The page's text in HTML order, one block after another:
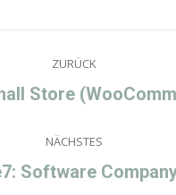
ZURÜCK
Previous
Store
NÄCHSTES
Next
Software